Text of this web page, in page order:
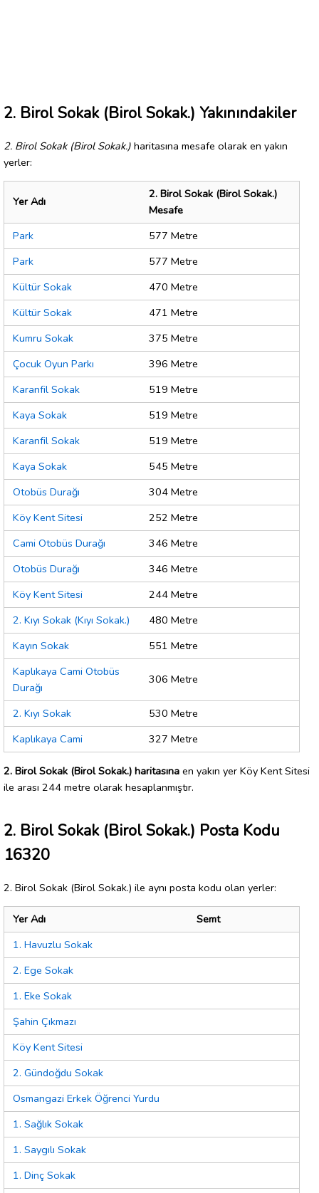
2. Birol Sokak (Birol Sokak.) Yakınındakiler
2. Birol Sokak (Birol Sokak.) haritasına mesafe olarak en yakın
yerler:
Yer Adı
2. Birol Sokak (Birol Sokak.)
Mesafe
Park
577 Metre
Park
577 Metre
Kültür Sokak
470 Metre
Kültür Sokak
471 Metre
Kumru Sokak
375 Metre
Çocuk Oyun Parkı
396 Metre
Karanfil Sokak
519 Metre
Kaya Sokak
519 Metre
Karanfil Sokak
519 Metre
Kaya Sokak
545 Metre
Otobüs Durağı
304 Metre
Köy Kent Sitesi
252 Metre
Cami Otobüs Durağı
346 Metre
Otobüs Durağı
346 Metre
Köy Kent Sitesi
244 Metre
2. Kıyı Sokak (Kıyı Sokak.)
480 Metre
Kayın Sokak
551 Metre
Kaplıkaya Cami Otobüs
Durağı
306 Metre
2. Kıyı Sokak
530 Metre
Kaplıkaya Cami
327 Metre
2. Birol Sokak (Birol Sokak.) haritasına en yakın yer Köy Kent Sitesi
ile arası 244 metre olarak hesaplanmıştır.
2. Birol Sokak (Birol Sokak.) Posta Kodu
16320
2. Birol Sokak (Birol Sokak.) ile aynı posta kodu olan yerler:
Yer Adı
Semt
1. Havuzlu Sokak
2. Ege Sokak
1. Eke Sokak
Şahin Çıkmazı
Köy Kent Sitesi
2. Gündoğdu Sokak
Osmangazi Erkek Öğrenci Yurdu
1. Sağlık Sokak
1. Saygılı Sokak
1. Dinç Sokak